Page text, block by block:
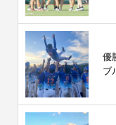
優
ブ